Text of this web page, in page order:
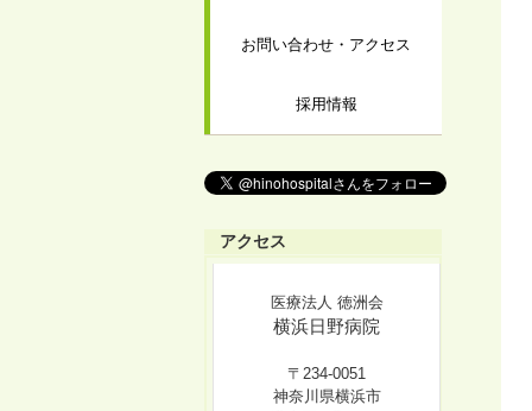
お問い合わせ・アクセス
採用情報
アクセス
医療法人 徳洲会
横浜日野病院
〒234-0051
神奈川県横浜市